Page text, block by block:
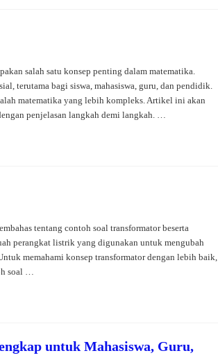
salah satu konsep penting dalam matematika.
terutama bagi siswa, mahasiswa, guru, dan pendidik.
matematika yang lebih kompleks. Artikel ini akan
penjelasan langkah demi langkah. …
tentang contoh soal transformator beserta
perangkat listrik yang digunakan untuk mengubah
memahami konsep transformator dengan lebih baik,
soal …
untuk Mahasiswa, Guru,